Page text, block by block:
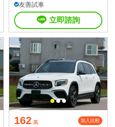
友善試車
立即諮詢
162 萬 加入比較